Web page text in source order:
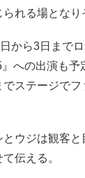
れる場となり
から3日まで
』への出演も
でステージで
とウジは観客
伝える。